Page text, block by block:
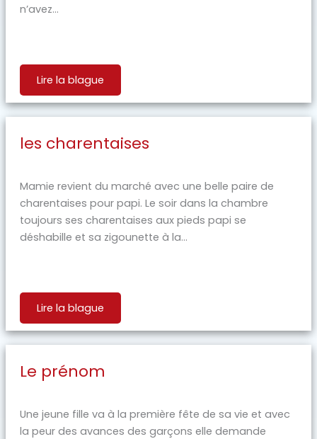
n’avez...
Lire la blague
les charentaises
Mamie revient du marché avec une belle paire de
charentaises pour papi. Le soir dans la chambre
toujours ses charentaises aux pieds papi se
déshabille et sa zigounette à la...
Lire la blague
Le prénom
Une jeune fille va à la première fête de sa vie et avec
la peur des avances des garçons elle demande